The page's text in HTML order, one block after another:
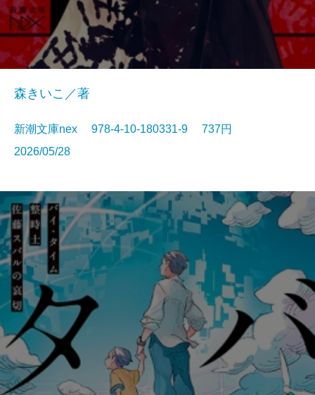
森きいこ／著
新潮文庫nex 978-4-10-180331-9 737円
2026/05/28